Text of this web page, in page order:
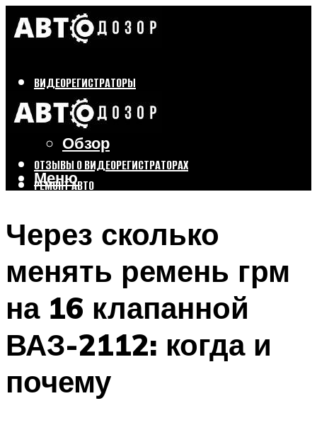
ВИДЕОРЕГИСТРАТОРЫ
Бренды
Выбор
Обзор
ОТЗЫВЫ О ВИДЕОРЕГИСТРАТОРАХ
РЕМОНТ АВТО
Меню
Меню
Через сколько
менять ремень грм
на 16 клапанной
ВАЗ-2112: когда и
почему